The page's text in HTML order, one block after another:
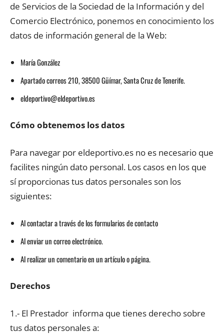
de Servicios de la Sociedad de la Información y del
Comercio Electrónico, ponemos en conocimiento los
datos de información general de la Web:
María González
Apartado correos 210, 38500 Güímar, Santa Cruz de Tenerife.
eldeportivo@eldeportivo.es
Cómo obtenemos los datos
Para navegar por eldeportivo.es no es necesario que
facilites ningún dato personal. Los casos en los que
sí proporcionas tus datos personales son los
siguientes:
Al contactar a través de los formularios de contacto
Al enviar un correo electrónico.
Al realizar un comentario en un artículo o página.
Derechos
1.- El Prestador informa que tienes derecho sobre
tus datos personales a: